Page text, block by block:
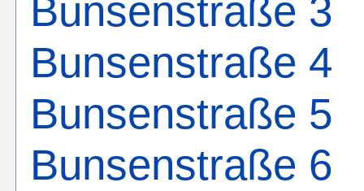
Bunsenstraße 3
Bunsenstraße 4
Bunsenstraße 5
Bunsenstraße 6